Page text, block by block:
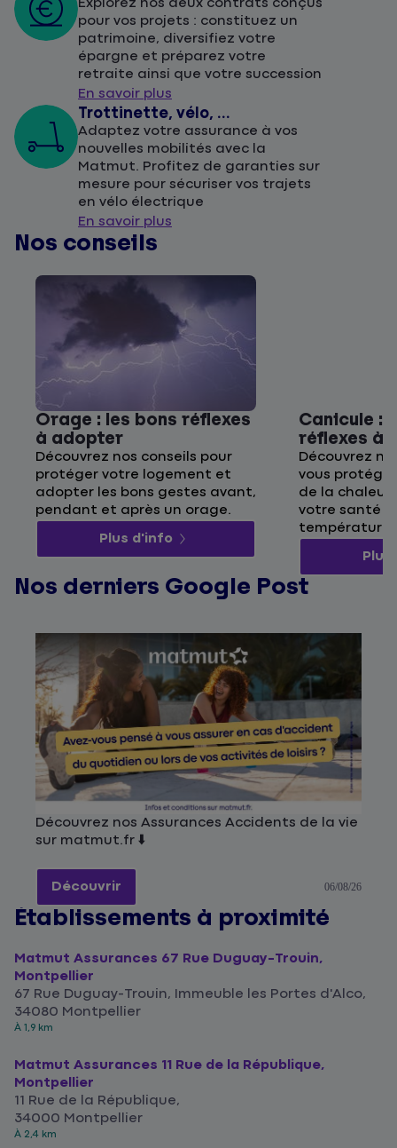
pour vos projets : constituez un
patrimoine, diversifiez votre
épargne et préparez votre
retraite ainsi que votre succession
En savoir plus
Trottinette, vélo, ...
Adaptez votre assurance à vos
nouvelles mobilités avec la
Matmut. Profitez de garanties sur
mesure pour sécuriser vos trajets
en vélo électrique
En savoir plus
Nos conseils
Orage : les bons réflexes
à adopter
Découvrez nos conseils pour
protéger votre logement et
adopter les bons gestes avant,
pendant et après un orage.
Plus d'info
Canicule :
réflexes à
Découvrez
vous
de la chaleur
votre santé
Nos derniers Google Post
Découvrez nos Assurances Accidents de la vie
sur matmut.fr ⬇️
Découvrir 06/08/26
Établissements à proximité
Matmut Assurances 67 Rue Duguay-Trouin,
Montpellier
67 Rue Duguay-Trouin, Immeuble les Portes d'Alco,
34080 Montpellier
À 1,9 km
Matmut Assurances 11 Rue de la République,
Montpellier
11 Rue de la République,
34000 Montpellier
À 2,4 km